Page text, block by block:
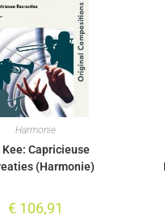
Harmonie
Kee: Capricieuse
(Harmonie)
€ 106,91